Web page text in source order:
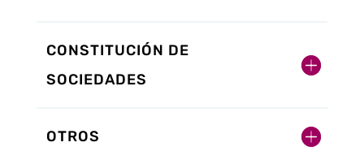
CONSTITUCIÓN DE
SOCIEDADES
OTROS